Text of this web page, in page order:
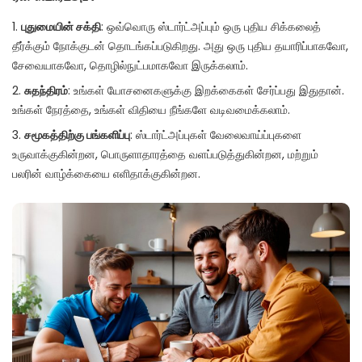
புதுமையின் சக்தி: ஒவ்வொரு ஸ்டார்ட்அப்பும் ஒரு புதிய சிக்கலைத்
தீர்க்கும் நோக்குடன் தொடங்கப்படுகிறது. அது ஒரு புதிய தயாரிப்பாகவோ,
சேவையாகவோ, தொழில்நுட்பமாகவோ இருக்கலாம்.
சுதந்திரம்: உங்கள் யோசனைகளுக்கு இறக்கைகள் சேர்ப்பது இதுதான்.
உங்கள் நேரத்தை, உங்கள் விதியை நீங்களே வடிவமைக்கலாம்.
சமூகத்திற்கு பங்களிப்பு: ஸ்டார்ட்அப்புகள் வேலைவாய்ப்புகளை
உருவாக்குகின்றன, பொருளாதாரத்தை வளப்படுத்துகின்றன, மற்றும்
பலரின் வாழ்க்கையை எளிதாக்குகின்றன.